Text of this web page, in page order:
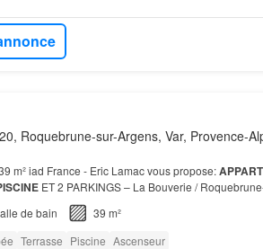
Roquebrune-sur-Argens, Var, Provence-
m² iad France - Eric Lamac vous propose:
ET 2 PARKINGS – La Bouverie /
privatives Ce bien conviendra parfaitement pour: -
de bain
39 m²
Terrasse Piscine Ascenseur